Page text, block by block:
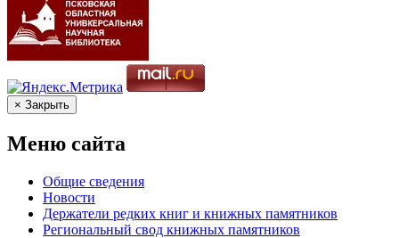
× Закрыть
Меню сайта
Общие сведения
Новости
Держатели редких книг и книжных памятников
Региональный свод книжных памятников